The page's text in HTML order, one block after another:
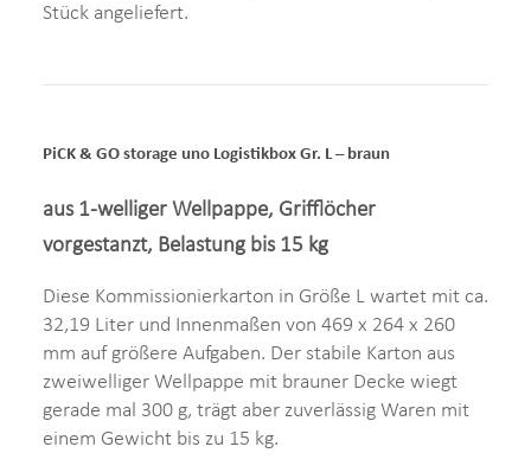
Stück angeliefert.
PiCK & GO storage uno Logistikbox Gr. L – braun
aus 1-welliger Wellpappe, Grifflöcher
vorgestanzt, Belastung bis 15 kg
Diese Kommissionierkarton in Größe L wartet mit ca.
32,19 Liter und Innenmaßen von 469 x 264 x 260
mm auf größere Aufgaben. Der stabile Karton aus
zweiwelliger Wellpappe mit brauner Decke wiegt
gerade mal 300 g, trägt aber zuverlässig Waren mit
einem Gewicht bis zu 15 kg.